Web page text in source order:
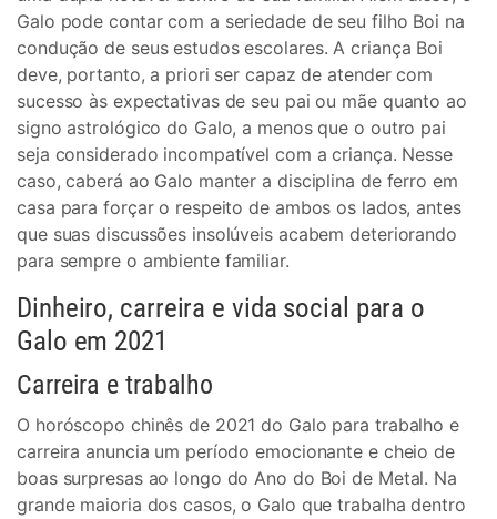
Galo pode contar com a seriedade de seu filho Boi na
condução de seus estudos escolares. A criança Boi
deve, portanto, a priori ser capaz de atender com
sucesso às expectativas de seu pai ou mãe quanto ao
signo astrológico do Galo, a menos que o outro pai
seja considerado incompatível com a criança. Nesse
caso, caberá ao Galo manter a disciplina de ferro em
casa para forçar o respeito de ambos os lados, antes
que suas discussões insolúveis acabem deteriorando
para sempre o ambiente familiar.
Dinheiro, carreira e vida social para o
Galo em 2021
Carreira e trabalho
O horóscopo chinês de 2021 do Galo para trabalho e
carreira anuncia um período emocionante e cheio de
boas surpresas ao longo do Ano do Boi de Metal. Na
grande maioria dos casos, o Galo que trabalha dentro